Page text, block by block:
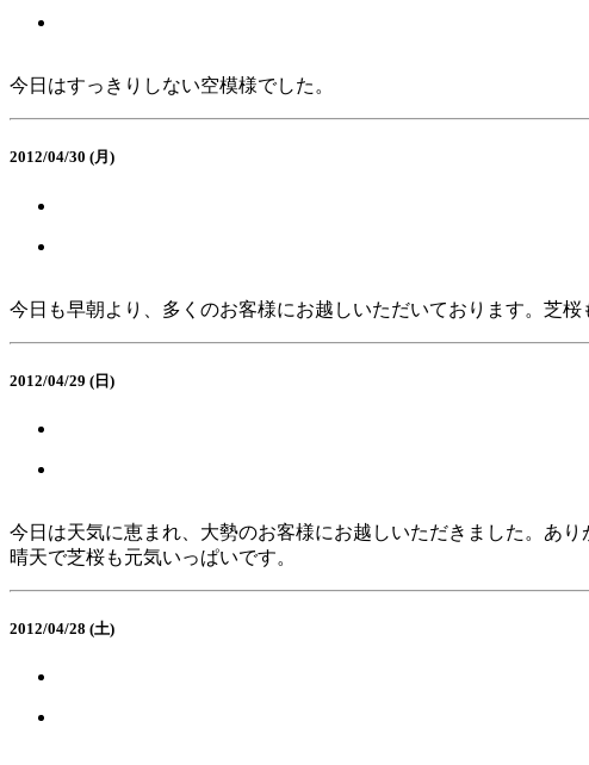
今日はすっきりしない空模様でした。
2012/04/30 (月)
今日も早朝より、多くのお客様にお越しいただいております。芝桜
2012/04/29 (日)
今日は天気に恵まれ、大勢のお客様にお越しいただきました。あり
晴天で芝桜も元気いっぱいです。
2012/04/28 (土)